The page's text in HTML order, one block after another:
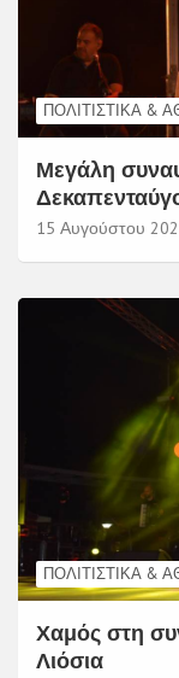
ΠΟΛΙΤΙΣΤΙΚΆ &
Μεγάλη
15 Αυγούστου
ΠΟΛΙΤΙΣΤΙΚΆ &
Χαμός στη
Λιόσια